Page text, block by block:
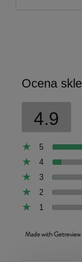
Ocena
4.9
5
4
3
2
1